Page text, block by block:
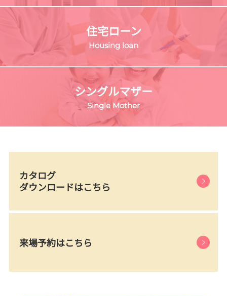
住宅ローン
Housing loan
シングルマザー
Single Mother
カタログ
ダウンロードはこちら
来場予約はこちら